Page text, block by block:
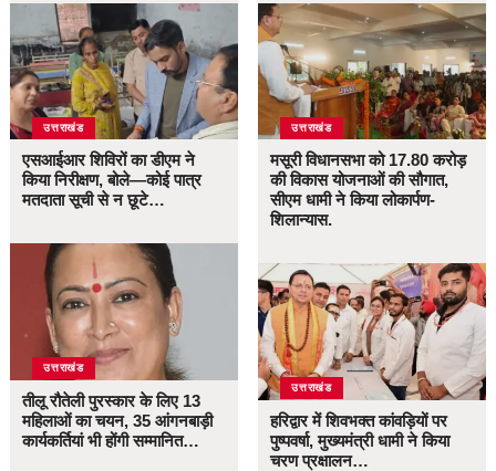
उत्तराखंड
एसआईआर शिविरों का डीएम ने
किया निरीक्षण, बोले—कोई पात्र
मतदाता सूची से न छूटे…
उत्तराखंड
तीलू रौतेली पुरस्कार के लिए 13
महिलाओं का चयन, 35 आंगनबाड़ी
कार्यकर्तियां भी होंगी सम्मानित…
उत्तराखंड
मसूरी विधानसभा को 17.80 करोड़
की विकास योजनाओं की सौगात,
सीएम धामी ने किया लोकार्पण-
शिलान्यास.
उत्तराखंड
हरिद्वार में शिवभक्त कांवड़ियों पर
पुष्पवर्षा, मुख्यमंत्री धामी ने किया
चरण प्रक्षालन…